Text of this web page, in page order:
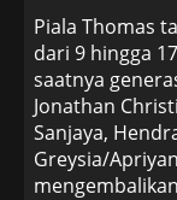
Piala Thomas
dari 9 hingga
saatnya
Jonathan
Sanjaya,
Greysia/